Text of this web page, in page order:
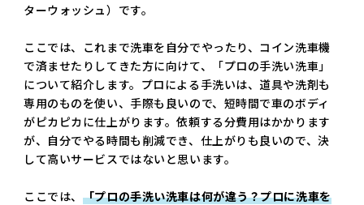
ターウォッシュ）です。
ここでは、これまで洗車を自分でやったり、コイン洗車機
で済ませたりしてきた方に向けて、「プロの手洗い洗車」
について紹介します。プロによる手洗いは、道具や洗剤も
専用のものを使い、手際も良いので、短時間で車のボディ
がピカピカに仕上がります。依頼する分費用はかかります
が、自分でやる時間も削減でき、仕上がりも良いので、決
して高いサービスではないと思います。
ここでは、 「プロの手洗い洗車は何が違う？プロに洗車を